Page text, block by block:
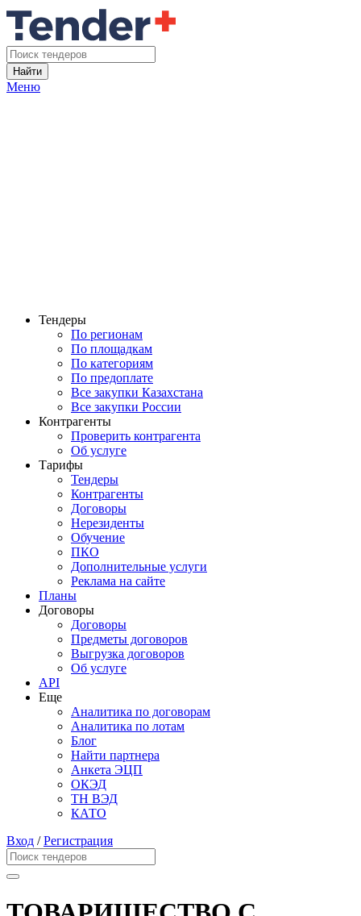
Найти
Меню
Тендеры
По регионам
По площадкам
По категориям
По предоплате
Все закупки Казахстана
Все закупки России
Контрагенты
Проверить контрагента
Об услуге
Тарифы
Тендеры
Контрагенты
Договоры
Нерезиденты
Обучение
ПКО
Дополнительные услуги
Реклама на сайте
Планы
Договоры
Договоры
Предметы договоров
Выгрузка договоров
Об услуге
API
Еще
Аналитика по договорам
Аналитика по лотам
Блог
Найти партнера
Анкета ЭЦП
ОКЭД
ТН ВЭД
КАТО
Вход /Регистрация